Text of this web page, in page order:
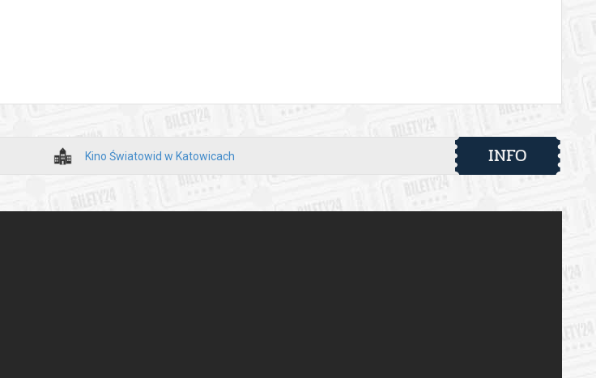
odwołania wydarzenia, gwarantujemy automatyczny zwrot środków potwierdzony komunikatem
Kino Światowid w Katowicach INFO